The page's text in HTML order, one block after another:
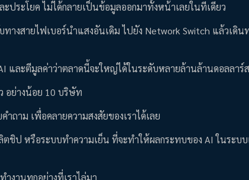
ประโยค ไม่ได้กลายเป็นข้อมูลออกมาทั้งหน้าเลยในทีเดียว
งสายไฟเบอร์นำแสงอันเดิม ไปยัง Network Switch แล้วเดิน
และตีมูลค่าว่าตลาดนี้จะใหญ่ได้ในระดับหลายล้านล้านดอลลาร์
อย่างน้อย 10 บริษัท
ถาม เพื่อคลายความสงสัยของเราได้เลย
ป หรือระบบทำความเย็น ที่จะทำให้ผลกระทบของ AI ในระบบ
งานทุกอย่างที่เราไล่มา